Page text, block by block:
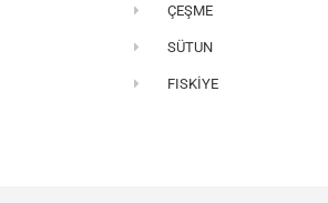
ÇEŞME
SÜTUN
FISKİYE